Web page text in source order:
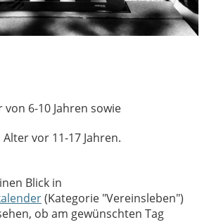
6-10 Jahren sowie
vor 11-17 Jahren.
Blick in
(Kategorie "Vereinsleben")
ob am gewünschten Tag